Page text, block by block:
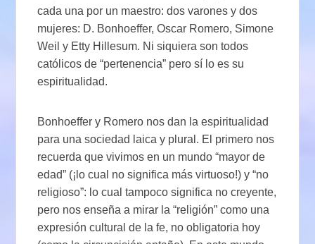
cada una por un maestro: dos varones y dos
mujeres: D. Bonhoeffer, Oscar Romero, Simone
Weil y Etty Hillesum. Ni siquiera son todos
católicos de “pertenencia” pero sí lo es su
espiritualidad.
Bonhoeffer y Romero nos dan la espiritualidad
para una sociedad laica y plural. El primero nos
recuerda que vivimos en un mundo “mayor de
edad” (¡lo cual no significa más virtuoso!) y “no
religioso”: lo cual tampoco significa no creyente,
pero nos enseña a mirar la “religión” como una
expresión cultural de la fe, no obligatoria hoy